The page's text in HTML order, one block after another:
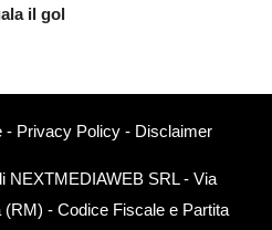
il gol
- Privacy Policy- Disclaimer
NEXTMEDIAWEB SRL - Via
(RM) - Codice Fiscale e Partita